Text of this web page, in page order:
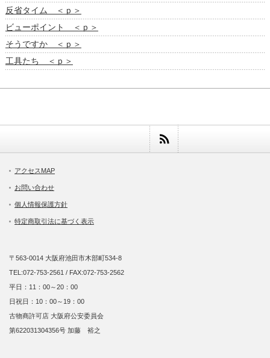
反省タイム ＜ｐ＞
ビューポイント ＜ｐ＞
そうですか ＜ｐ＞
工具たち ＜ｐ＞
アクセスMAP
お問い合わせ
個人情報保護方針
特定商取引法に基づく表示
〒563-0014 大阪府池田市木部町534-8
TEL:072-753-2561 / FAX:072-753-2562
平日：11：00～20：00
日祝日：10：00～19：00
古物商許可店 大阪府公安委員会
第622031304356号 加藤 裕之